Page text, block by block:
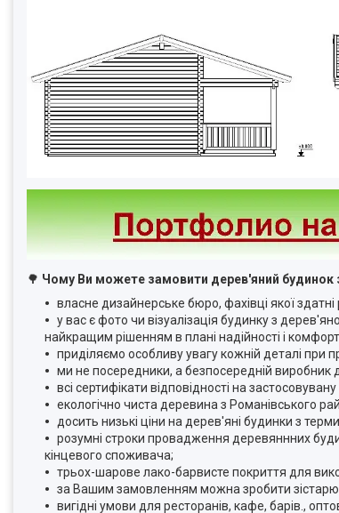
🌳 Чому Ви можете замовити дерев'яний
власне дизайнерське бюро, фахівці якої
у вас є фото чи візуалізація будинку з
найкращим рішенням в плані надійності і
приділяємо особливу увагу кожній деталі при
ми не посередники, а безпосередній виробник
всі сертифікати відповідності на
екологічно чиста деревина з Романівського
досить низькі ціни на дерев'яні будинки з
розумні строки провадження деревяннних
кінцевого споживача;
трьох-шарове лако-барвисте покриття для
за Вашим замовленням можна зробити
вигідні умови для ресторанів, кафе, барів.,